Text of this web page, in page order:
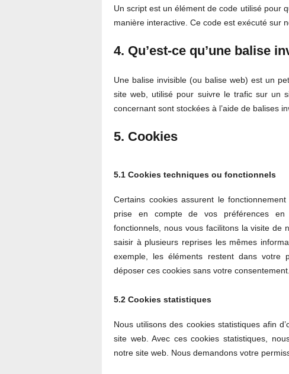
Un script est un élément de code utilisé pour
manière interactive. Ce code est exécuté sur
4. Qu’est-ce qu’une balise
Une balise invisible (ou balise web) est un
site web, utilisé pour suivre le trafic sur un
concernant sont stockées à l’aide de balises
5. Cookies
5.1 Cookies techniques ou fonctionnels
Certains cookies assurent le
prise en compte de vos préférences en
fonctionnels, nous vous facilitons la visite de
saisir à plusieurs reprises les mêmes
exemple, les éléments restent dans votre
déposer ces cookies sans votre consentement.
5.2 Cookies statistiques
Nous utilisons des cookies statistiques afin
site web. Avec ces cookies statistiques,
notre site web. Nous demandons votre